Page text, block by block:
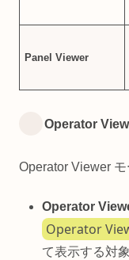
Panel Viewer
Operator
Operator Viewer
Operator
Operator
て表示する対